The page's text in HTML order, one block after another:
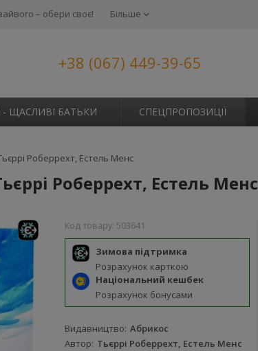
– обери своє! Більше
+38 (067) 449-39-65
- ЩАСЛИВІ БАТЬКИ СПЕЦПРОПОЗИЦІЇ
Роберрехт, Естель Менс
Роберрехт, Естель Менс
Код товару: 503641
Зимова підтримка
Розрахунок карткою
Національний кешбек
Розрахунок бонусами
Видавництво Абрикос
Автор Тьєррі Роберрехт, Естель Менс